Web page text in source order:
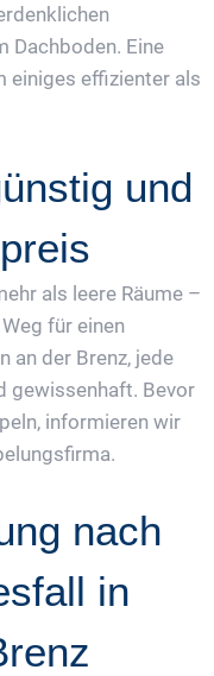
Dachboden. Eine
einiges effizienter als
und
als leere Räume –
für einen
an der Brenz, jede
gewissenhaft. Bevor
informieren wir
nach
in